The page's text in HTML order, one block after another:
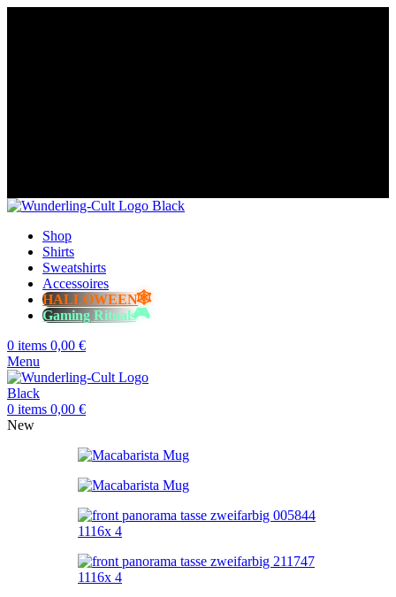
Shop
Shirts
Sweatshirts
Accessoires
HALLOWEEN
Gaming Rituals
0 items 0,00 €
Menu
0 items 0,00 €
New